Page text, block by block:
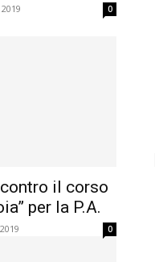
0
il corso
per la P.A.
0